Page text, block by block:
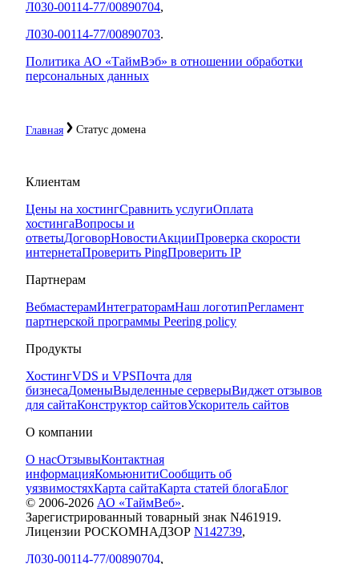
Главная Статус домена
Л030-00114-77/00890704,
Л030-00114-77/00890703.
Политика АО «ТаймВэб» в отношении обработки
персональных данных
Клиентам
Цены на хостингСравнить услугиОплата
хостингаВопросы и
ответыДоговорНовостиАкцииПроверка скорости
интернетаПроверить PingПроверить IP
Партнерам
ВебмастерамИнтеграторамНаш логотипРегламент
партнерской программы Peering policy
Продукты
ХостингVDS и VPSПочта для
бизнесаДоменыВыделенные серверыВиджет отзывов
для сайтаКонструктор сайтовУскоритель сайтов
О компании
О насОтзывыКонтактная
информацияКомьюнитиСообщить об
уязвимостяхКарта сайтаКарта статей блогаБлог
© 2006-2026 АО «ТаймВеб».
Зарегистрированный товарный знак N461919.
Лицензии РОСКОМНАДЗОР N142739,
Л030-00114-77/00890704,